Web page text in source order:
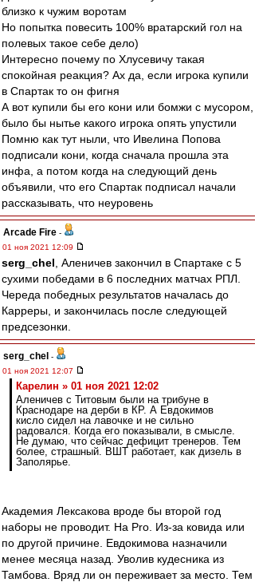
близко к чужим воротам
Но попытка повесить 100% вратарский гол на
полевых такое себе дело)
Интересно почему по Хлусевичу такая
спокойная реакция? Ах да, если игрока купили
в Спартак то он фигня
А вот купили бы его кони или бомжи с мусором,
было бы нытье какого игрока опять упустили
Помню как тут ныли, что Ивелина Попова
подписали кони, когда сначала прошла эта
инфа, а потом когда на следующий день
объявили, что его Спартак подписал начали
рассказывать, что неуровень
Arcade Fire -
01 ноя 2021 12:09
serg_chel , Аленичев закончил в Спартаке с 5
сухими победами в 6 последних матчах РПЛ.
Череда победных результатов началась до
Карреры, и закончилась после следующей
предсезонки.
serg_chel -
01 ноя 2021 12:07
Карелин » 01 ноя 2021 12:02
Аленичев с Титовым были на трибуне в
Краснодаре на дерби в КР. А Евдокимов
кисло сидел на лавочке и не сильно
радовался. Когда его показывали, в смысле.
Не думаю, что сейчас дефицит тренеров. Тем
более, страшный. ВШТ работает, как дизель в
Заполярье.
Академия Лексакова вроде бы второй год
наборы не проводит. На Pro. Из-за ковида или
по другой причине. Евдокимова назначили
менее месяца назад. Уволив кудесника из
Тамбова. Вряд ли он переживает за место. Тем